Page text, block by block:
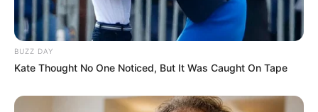
BUZZ DAY
Kate Thought No One Noticed, But It Was Caught On Tape